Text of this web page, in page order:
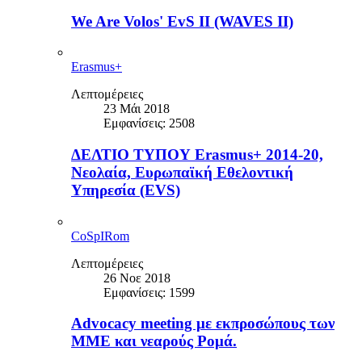
We Are Volos' EvS II (WAVES II)
Erasmus+
Λεπτομέρειες
23 Μάι 2018
Εμφανίσεις: 2508
ΔΕΛΤΙΟ ΤΥΠΟΥ Erasmus+ 2014-20,
Νεολαία, Ευρωπαϊκή Εθελοντική
Υπηρεσία (EVS)
CoSpIRom
Λεπτομέρειες
26 Νοε 2018
Εμφανίσεις: 1599
Advocacy meeting με εκπροσώπους των
ΜΜΕ και νεαρούς Ρομά.